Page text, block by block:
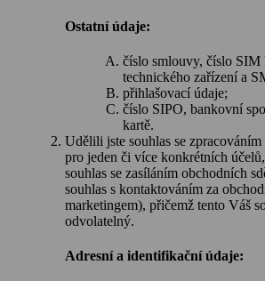
Ostatní údaje:
číslo smlouvy, číslo SIM
technického zařízení a
přihlašovací údaje;
číslo SIPO, bankovní
kartě.
Udělili jste souhlas se
pro jeden či více konkrétních
souhlas se zasíláním obchodních
souhlas s kontaktováním za
marketingem), přičemž tento Váš
odvolatelný.
Adresní a identifikační údaje: